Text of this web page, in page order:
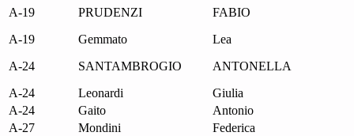
A-19 PRUDENZI
FABIO
A-19
Gemmato
Lea
A-24
SANTAMBROGIO
ANTONELLA
A-24
Leonardi
Giulia
A-24
Gaito
Antonio
A-27
Mondini
Federica